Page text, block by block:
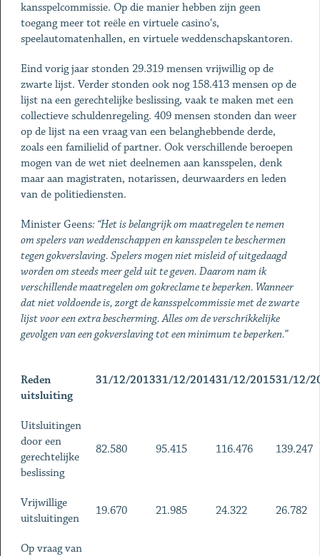
kansspelcommissie. Op die manier hebben zijn geen
toegang meer tot reële en virtuele casino's,
speelautomatenhallen, en virtuele weddenschapskantoren.
Eind vorig jaar stonden 29.319 mensen vrijwillig op de
zwarte lijst. Verder stonden ook nog 158.413 mensen op de
lijst na een gerechtelijke beslissing, vaak te maken met een
collectieve schuldenregeling. 409 mensen stonden dan weer
op de lijst na een vraag van een belanghebbende derde,
zoals een familielid of partner. Ook verschillende beroepen
mogen van de wet niet deelnemen aan kansspelen, denk
maar aan magistraten, notarissen, deurwaarders en leden
van de politiediensten.
Minister Geens: “Het is belangrijk om maatregelen te nemen
om spelers van weddenschappen en kansspelen te beschermen
tegen gokverslaving. Spelers mogen niet misleid of uitgedaagd
worden om steeds meer geld uit te geven. Daarom nam ik
verschillende maatregelen om gokreclame te beperken. Wanneer
dat niet voldoende is, zorgt de kansspelcommissie met de zwarte
lijst voor een extra bescherming. Alles om de verschrikkelijke
gevolgen van een gokverslaving tot een minimum te beperken.”
Reden
uitsluiting
31/12/201331/12/201431/12/201531/12/
Uitsluitingen
door een
gerechtelijke
beslissing
82.580 95.415 116.476 139.247
Vrijwillige
uitsluitingen
19.670 21.985 24.322 26.782
Op vraag van